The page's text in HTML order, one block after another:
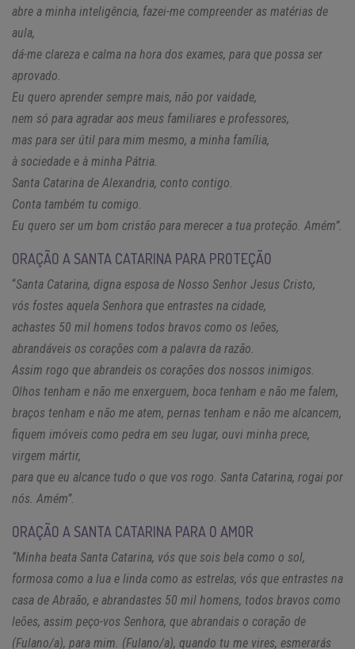
abre a minha inteligência, fazei-me compreender as matérias de
aula,
dá-me clareza e calma na hora dos exames, para que possa ser
aprovado.
Eu quero aprender sempre mais, não por vaidade,
nem só para agradar aos meus familiares e professores,
mas para ser útil para mim mesmo, a minha família,
à sociedade e à minha Pátria.
Santa Catarina de Alexandria, conto contigo.
Conta também tu comigo.
Eu quero ser um bom cristão para merecer a tua proteção. Amém”.
ORAÇÃO A SANTA CATARINA PARA PROTEÇÃO
“Santa Catarina, digna esposa de Nosso Senhor Jesus Cristo,
vós fostes aquela Senhora que entrastes na cidade,
achastes 50 mil homens todos bravos como os leões,
abrandáveis os corações com a palavra da razão.
Assim rogo que abrandeis os corações dos nossos inimigos.
Olhos tenham e não me enxerguem, boca tenham e não me falem,
braços tenham e não me atem, pernas tenham e não me alcancem,
fiquem imóveis como pedra em seu lugar, ouvi minha prece,
virgem mártir,
para que eu alcance tudo o que vos rogo. Santa Catarina, rogai por
nós. Amém”.
ORAÇÃO A SANTA CATARINA PARA O AMOR
“Minha beata Santa Catarina, vós que sois bela como o sol,
formosa como a lua e linda como as estrelas, vós que entrastes na
casa de Abraão, e abrandastes 50 mil homens, todos bravos como
leões, assim peço-vos Senhora, que abrandais o coração de
(Fulano/a), para mim. (Fulano/a), quando tu me vires, esmerarás